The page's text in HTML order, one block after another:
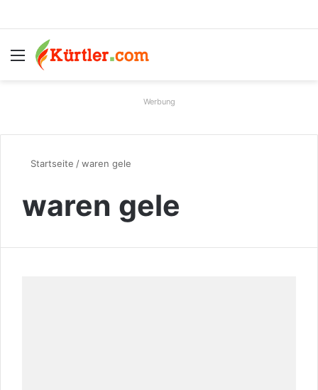
Menü
Werbung
Startseite /waren gele
waren gele